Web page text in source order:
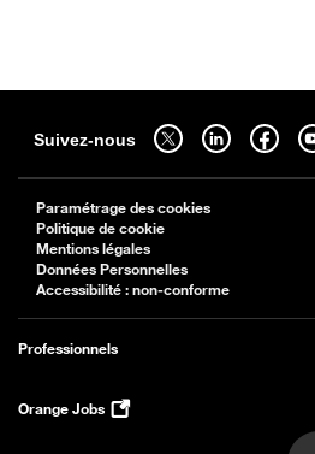
Suivez-nous
Suivez-nous sur twitter -
Suivez-nous sur
Suivez-
Paramétrage des cookies
Politique de cookie
Mentions légales
Données Personnelles
Accessibilité : non-conforme
Professionnels
Orange Jobs